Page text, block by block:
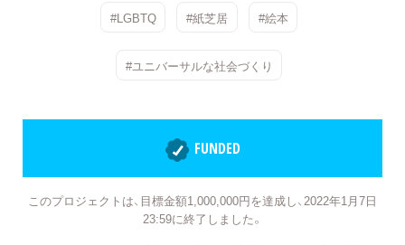
#LGBTQ #紙芝居 #絵本
#ユニバーサルな社会づくり
FUNDED
このプロジェクトは、目標金額1,000,000円を達成し、2022年1月7日
23:59に終了しました。